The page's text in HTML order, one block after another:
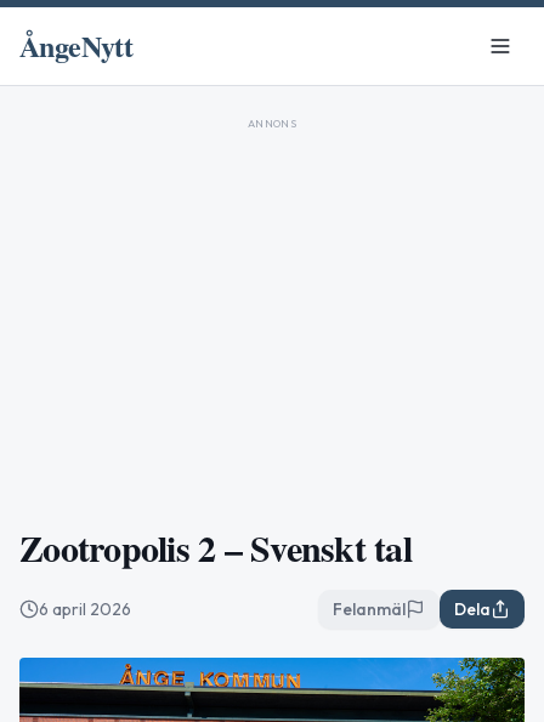
ÅngeNytt
ANNONS
Zootropolis 2 – Svenskt tal
6 april 2026 Felanmäl Dela